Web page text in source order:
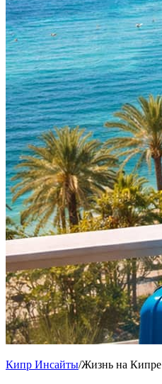
Кипр Инсайты/Жизнь на Кипре